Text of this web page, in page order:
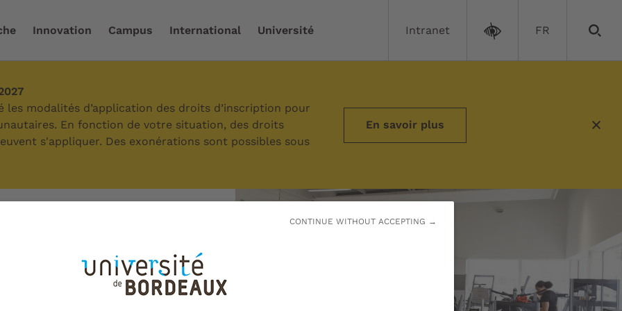
CONTINUE WITHOUT ACCEPTING →
Innovation Campus International Université Intranet FR
les modalités d’application des droits d’inscription pour
En fonction de votre situation, des droits
s'appliquer. Des exonérations sont possibles sous
En savoir plus
/ La pratique libre
libre
autre activité
vous n'avez pas le